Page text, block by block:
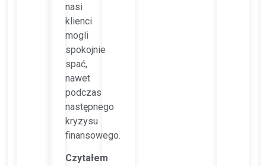
nasi
klienci
mogli
spokojnie
spać,
nawet
podczas
następnego
kryzysu
finansowego.
Czytałem